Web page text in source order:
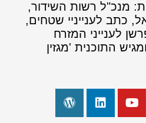
מנכ"ל רשות השידור,
כתב לענייניי שטחים,
לענייני המזרח
התוכנית 'מגזין